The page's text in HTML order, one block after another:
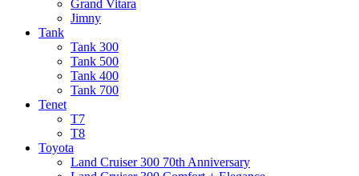
Grand Vitara
Jimny
Tank
Tank 300
Tank 500
Tank 400
Tank 700
Tenet
T7
T8
Toyota
Land Cruiser 300 70th Anniversary